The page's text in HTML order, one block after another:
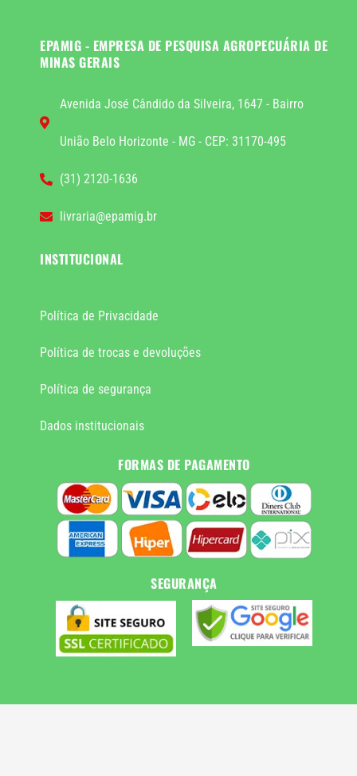
EPAMIG - EMPRESA DE PESQUISA AGROPECUÁRIA DE
MINAS GERAIS
Avenida José Cândido da Silveira, 1647 - Bairro
União Belo Horizonte - MG - CEP: 31170-495
(31) 2120-1636
livraria@epamig.br
INSTITUCIONAL
Política de Privacidade
Política de trocas e devoluções
Política de segurança
Dados institucionais
FORMAS DE PAGAMENTO
SEGURANÇA